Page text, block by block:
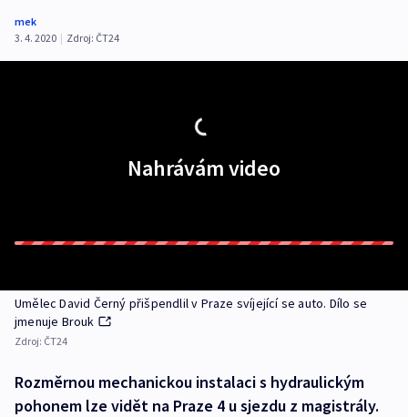
mek
3. 4. 2020 | Zdroj: ČT24
Nahrávám video
Umělec David Černý přišpendlil v Praze svíjející se auto. Dílo se
jmenuje Brouk
Zdroj: ČT24
Rozměrnou mechanickou instalaci s hydraulickým
pohonem lze vidět na Praze 4 u sjezdu z magistrály.